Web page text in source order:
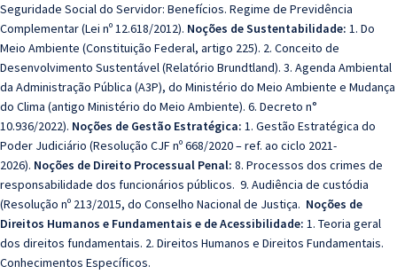
Seguridade Social do Servidor: Benefícios. Regime de Previdência
Complementar (Lei nº 12.618/2012). Noções de Sustentabilidade: 1. Do
Meio Ambiente (Constituição Federal, artigo 225). 2. Conceito de
Desenvolvimento Sustentável (Relatório Brundtland). 3. Agenda Ambiental
da Administração Pública (A3P), do Ministério do Meio Ambiente e Mudança
do Clima (antigo Ministério do Meio Ambiente). 6. Decreto n°
10.936/2022). Noções de Gestão Estratégica: 1. Gestão Estratégica do
Poder Judiciário (Resolução CJF nº 668/2020 – ref. ao ciclo 2021-
2026). Noções de Direito Processual Penal: 8. Processos dos crimes de
responsabilidade dos funcionários públicos. 9. Audiência de custódia
(Resolução nº 213/2015, do Conselho Nacional de Justiça. Noções de
Direitos Humanos e Fundamentais e de Acessibilidade: 1. Teoria geral
dos direitos fundamentais. 2. Direitos Humanos e Direitos Fundamentais.
Conhecimentos Específicos.